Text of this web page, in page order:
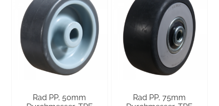
Rad PP, 50mm
Rad PP, 75mm